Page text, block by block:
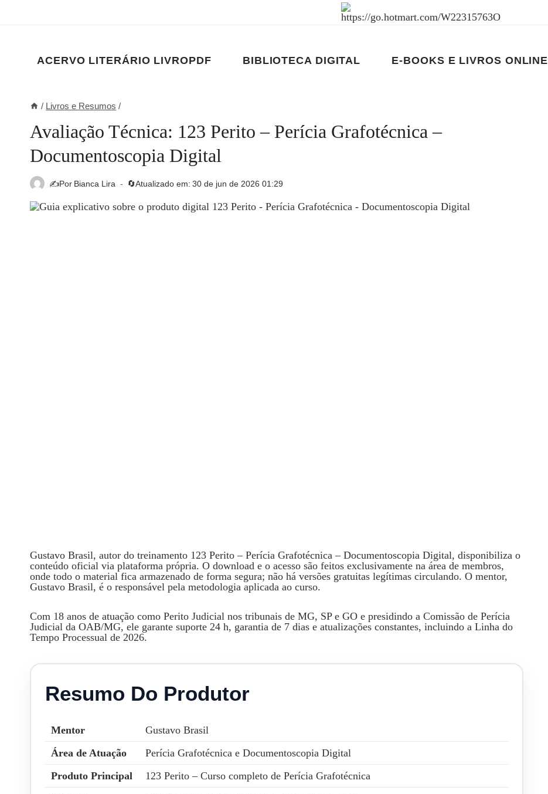
ACERVO LITERÁRIO LIVROPDF BIBLIOTECA DIGITAL E-BOOKS E LIVROS ONLINE
/ Livros e Resumos /
Avaliação Técnica: 123 Perito – Perícia Grafotécnica –
Documentoscopia Digital
✍️Por Bianca Lira 🔄Atualizado em: 30 de jun de 2026 01:29
Gustavo Brasil, autor do treinamento 123 Perito – Perícia Grafotécnica – Documentoscopia Digital, disponibiliza o
conteúdo oficial via plataforma própria. O download e o acesso são feitos exclusivamente na área de membros,
onde todo o material fica armazenado de forma segura; não há versões gratuitas legítimas circulando. O mentor,
Gustavo Brasil, é o responsável pela metodologia aplicada ao curso.
Com 18 anos de atuação como Perito Judicial nos tribunais de MG, SP e GO e presidindo a Comissão de Perícia
Judicial da OAB/MG, ele garante suporte 24 h, garantia de 7 dias e atualizações constantes, incluindo a Linha do
Tempo Processual de 2026.
Resumo Do Produtor
Mentor
Gustavo Brasil
Área de Atuação
Perícia Grafotécnica e Documentoscopia Digital
Produto Principal
123 Perito – Curso completo de Perícia Grafotécnica